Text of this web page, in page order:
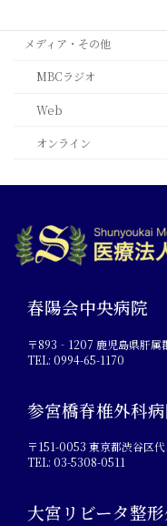
メディア・その他
MBCラジオ
Web
オンライン
春陽会中央病院
〒893‐1207 鹿児島県肝属
TEL: 0994-65-1170
参宮橋脊椎外科
〒151-0053 東京都渋谷区
TEL: 03-5308-0511
大宮リビータ整